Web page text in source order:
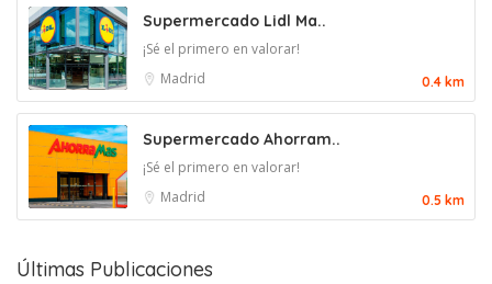
Supermercado Lidl Ma..
¡Sé el primero en valorar!
Madrid
0.4 km
Supermercado Ahorram..
¡Sé el primero en valorar!
Madrid
0.5 km
Últimas Publicaciones